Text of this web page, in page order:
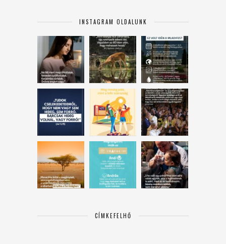
INSTAGRAM OLDALUNK
CÍMKEFELHŐ